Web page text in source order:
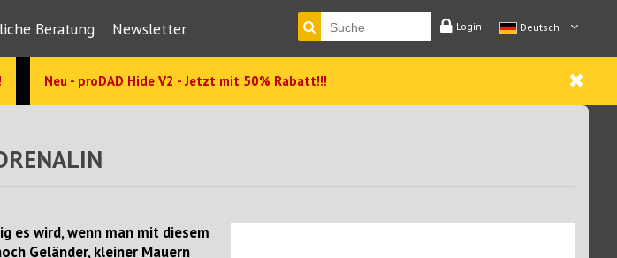
Login Deutsch
Beratung Newsletter
Neu - proDAD Hide V2 - Jetzt mit 50% Rabatt!!!
es wird, wenn man mit diesem
Geländer, kleiner Mauern